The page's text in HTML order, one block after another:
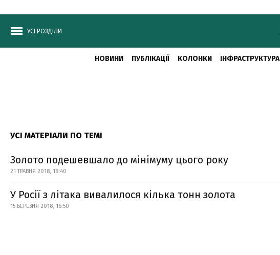
УСІ РОЗДІЛИ
НОВИНИ ПУБЛІКАЦІЇ КОЛОНКИ ІНФРАСТРУКТУРА
УСІ МАТЕРІАЛИ ПО ТЕМІ
Золото подешевшало до мінімуму цього року
21 ТРАВНЯ 2018, 18:40
У Росії з літака вивалилося кілька тонн золота
15 БЕРЕЗНЯ 2018, 16:50